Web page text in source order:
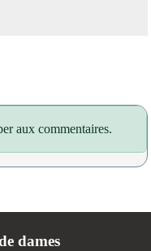
aux commentaires.
dames